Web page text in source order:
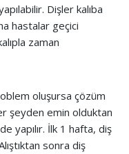
Dişler kalıba
hastalar geçici
zaman
oluşursa çözüm
şeyden emin olduktan
yapılır. İlk 1 hafta, diş
sonra diş